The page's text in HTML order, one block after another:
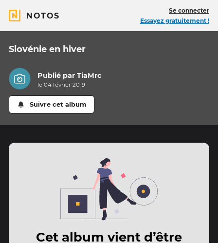
NOTOS
Se connecter
Essayez gratuitement !
Slovénie en hiver
Publié parTiaMrc
le 04 février 2019
Suivre cet album
Cet album vient d’être